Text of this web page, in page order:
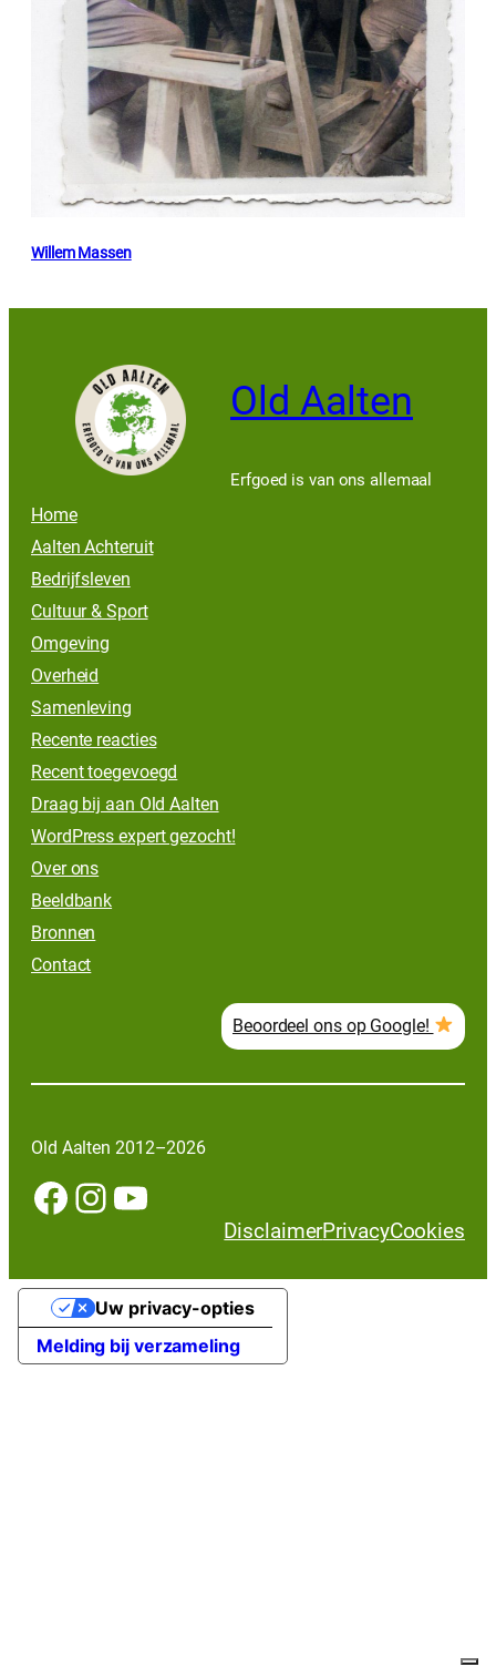
Willem Massen
Old Aalten
Erfgoed is van ons allemaal
Home
Aalten Achteruit
Bedrijfsleven
Cultuur & Sport
Omgeving
Overheid
Samenleving
Recente reacties
Recent toegevoegd
Draag bij aan Old Aalten
WordPress expert gezocht!
Over ons
Beeldbank
Bronnen
Contact
Beoordeel ons op Google!
Old Aalten 2012–2026
Facebook InstagramYouTube
DisclaimerPrivacyCookies
Melding bij verzameling
Uw privacy-opties